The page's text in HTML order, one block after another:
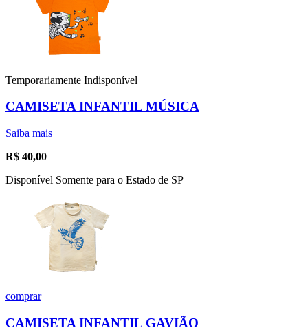
Temporariamente Indisponível
CAMISETA INFANTIL MÚSICA
Saiba mais
R$ 40,00
Disponível Somente para o Estado de SP
comprar
CAMISETA INFANTIL GAVIÃO